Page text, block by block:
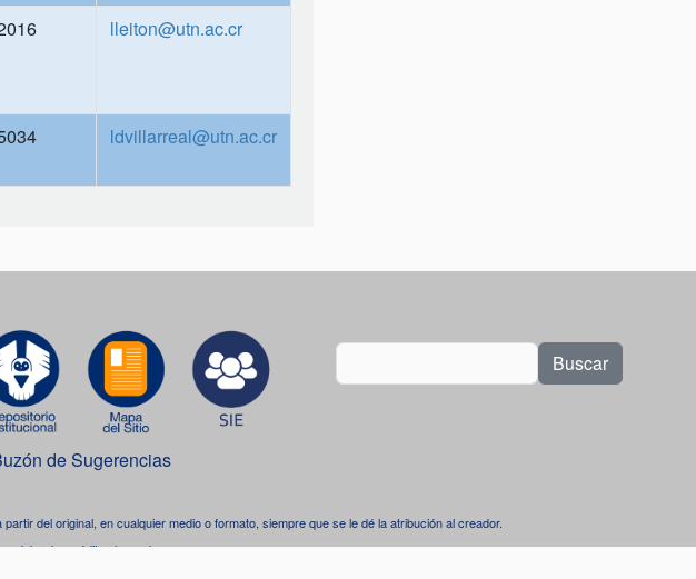
lleiton@utn.ac.cr
ldvillarreal@utn.ac.cr
de Sugerencias
Buscar
del original, en cualquier medio o formato, siempre que se le dé la atribución al creador.
debe dar crédito al creador.